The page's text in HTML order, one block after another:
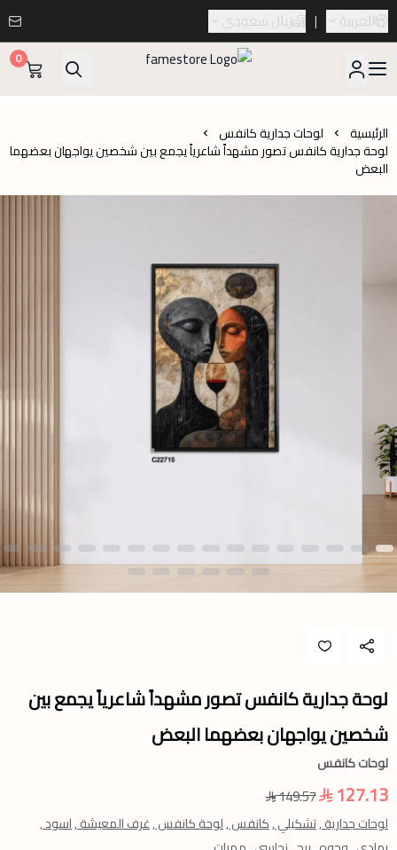
العربية | ريال سعودي
0
الرئيسية لوحات جدارية كانفس
لوحة جدارية كانفس تصور مشهداً شاعرياً يجمع بين شخصين يواجهان بعضهما
البعض
لوحة جدارية كانفس تصور مشهداً شاعرياً يجمع بين
شخصين يواجهان بعضهما البعض
لوحات كانفس
127.13
149.57
لوحات جدارية ,تشكيلي ,كانفس ,لوحة كانفس ,غرف المعيشة ,اسود ,